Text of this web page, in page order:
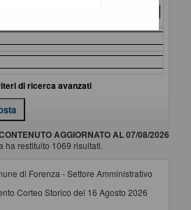
di ricerca avanzati
AGGIORNATO AL 07/08/2026
ha restituito 1069 risultati.
di Forenza - Settore Amministrativo
Corteo Storico del 16 Agosto 2026